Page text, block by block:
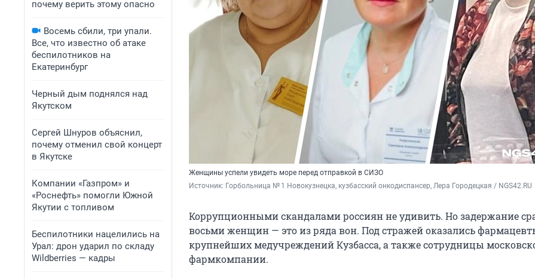
почему верить этому опасно
Восемь сбили, три упали.
Все, что известно об атаке
беспилотников на
Екатеринбург
Черный дым поднялся над
Якутском
Сергей Шнуров объяснил,
почему отменил свой концерт
в Якутске
Компании «Газпром» и
«Роснефть» помогли Южной
Якутии с топливом
Беспилотники нацелились на
Урал: дрон ударил по складу
Wildberries — кадры
Женщины успели увидеть море перед отправкой в СИЗО
Источник: Горбольница № 1 Новокузнецка, кузбасский онкодиспансер, Лера Городецкая / NGS42.RU
Коррупционными скандалами россиян не удивить. Но задержание
восьми женщин — это из ряда вон. Под стражей оказались
крупнейших медучреждений Кузбасса, а также сотрудницы
фармкомпании.